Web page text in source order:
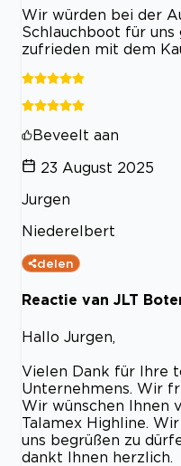
Wir würden bei der
Schlauchboot für
zufrieden mit dem
Beveelt aan
23 August 2025
Jurgen
Niederelbert
delen
Reactie van JLT
Hallo Jurgen,
Vielen Dank für Ihre
Unternehmens. Wir
Wir wünschen Ihnen
Talamex Highline.
uns begrüßen zu
dankt Ihnen herzlich.